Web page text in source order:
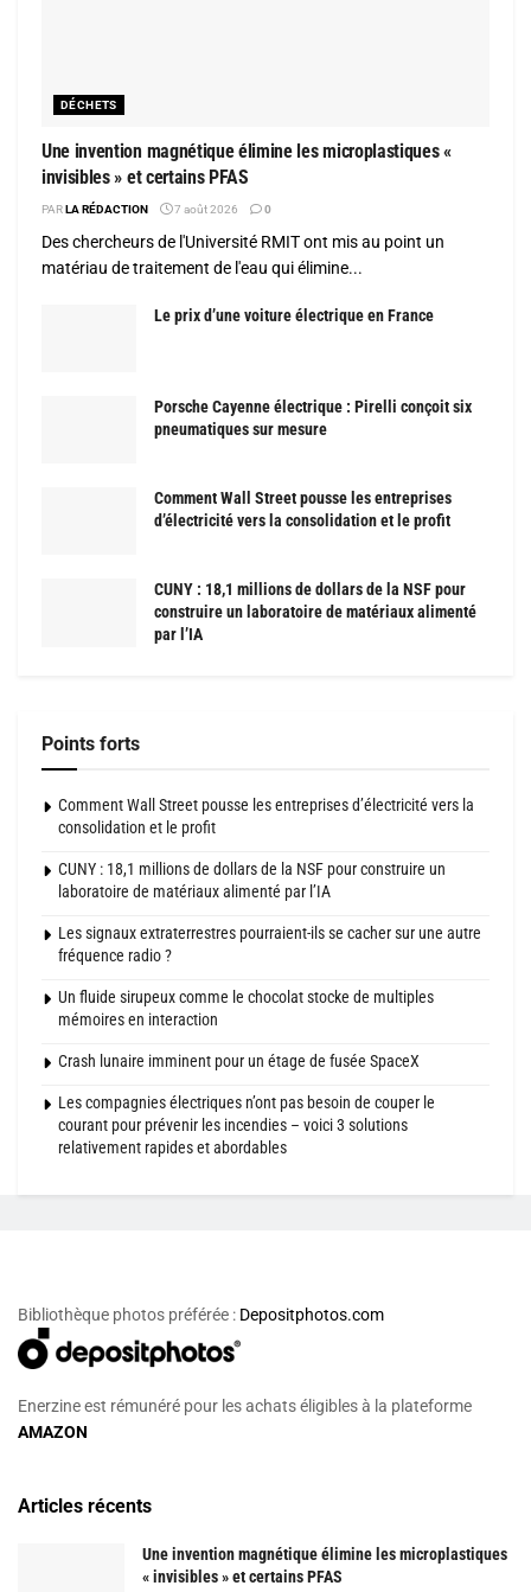
DÉCHETS
Une invention magnétique élimine les microplastiques «
invisibles » et certains PFAS
PARLA RÉDACTION 7 août 2026 0
Des chercheurs de l'Université RMIT ont mis au point un
matériau de traitement de l'eau qui élimine...
Le prix d’une voiture électrique en France
Porsche Cayenne électrique : Pirelli conçoit six
pneumatiques sur mesure
Comment Wall Street pousse les entreprises
d’électricité vers la consolidation et le profit
CUNY : 18,1 millions de dollars de la NSF pour
construire un laboratoire de matériaux alimenté
par l’IA
Points forts
Comment Wall Street pousse les entreprises d’électricité vers la
consolidation et le profit
CUNY : 18,1 millions de dollars de la NSF pour construire un
laboratoire de matériaux alimenté par l’IA
Les signaux extraterrestres pourraient-ils se cacher sur une autre
fréquence radio ?
Un fluide sirupeux comme le chocolat stocke de multiples
mémoires en interaction
Crash lunaire imminent pour un étage de fusée SpaceX
Les compagnies électriques n’ont pas besoin de couper le
courant pour prévenir les incendies – voici 3 solutions
relativement rapides et abordables
Bibliothèque photos préférée : Depositphotos.com
Enerzine est rémunéré pour les achats éligibles à la plateforme
AMAZON
Articles récents
Une invention magnétique élimine les microplastiques
« invisibles » et certains PFAS